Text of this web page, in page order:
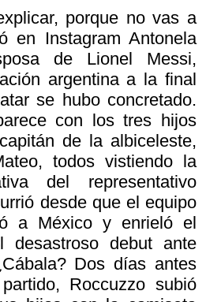
porque no vas a
en Instagram Antonela
de Lionel Messi,
argentina a la final
se hubo concretado.
con los tres hijos
de la albiceleste,
todos vistiendo la
del representativo
desde que el equipo
a México y enrieló el
desastroso debut ante
Dos días antes
Roccuzzo subió